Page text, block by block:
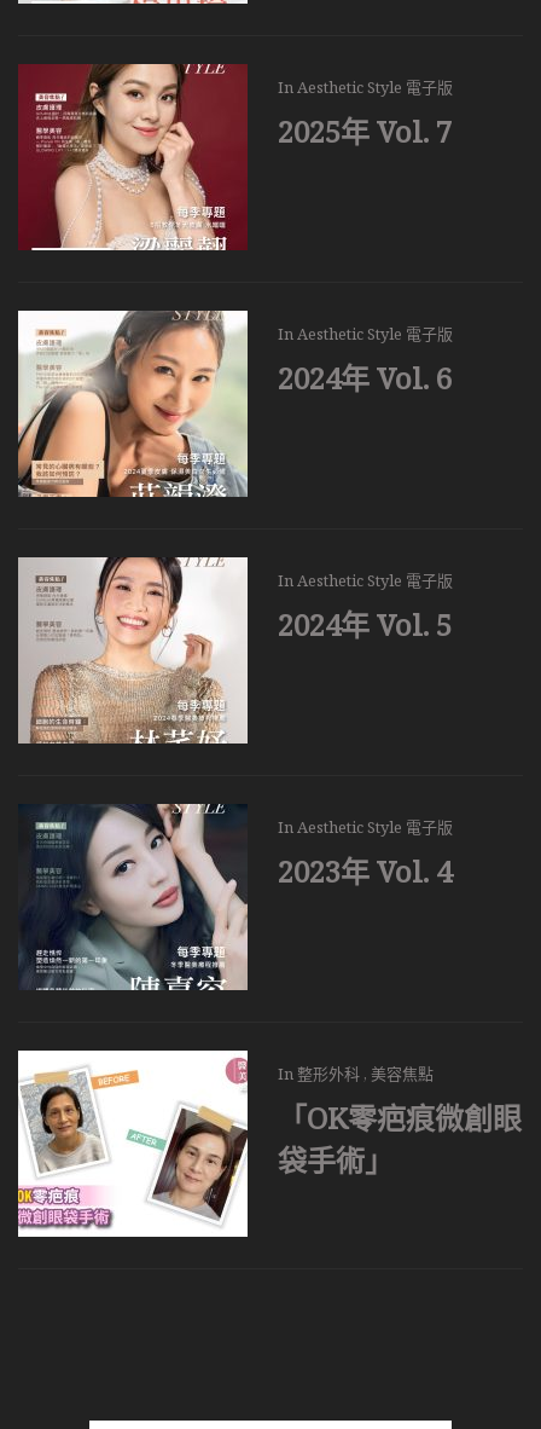
InAesthetic Style 電子版
2025年 Vol. 7
InAesthetic Style 電子版
2024年 Vol. 6
InAesthetic Style 電子版
2024年 Vol. 5
InAesthetic Style 電子版
2023年 Vol. 4
In 整形外科 , 美容焦點
「OK零疤痕微創眼
袋手術」